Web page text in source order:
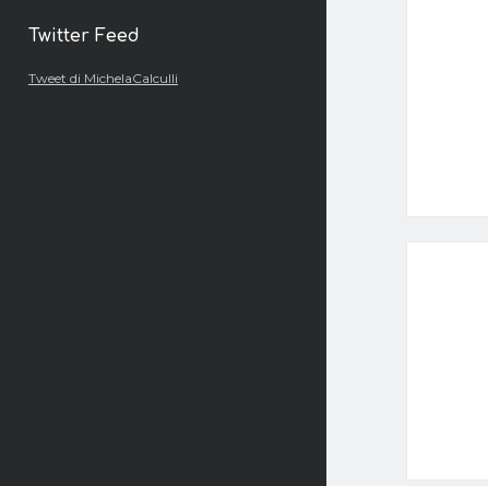
Twitter Feed
Tweet di MichelaCalculli